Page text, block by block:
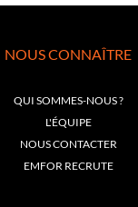
NOUS CONNAÎTRE
QUI SOMMES-NOUS ?
L'ÉQUIPE
NOUS CONTACTER
EMFOR RECRUTE